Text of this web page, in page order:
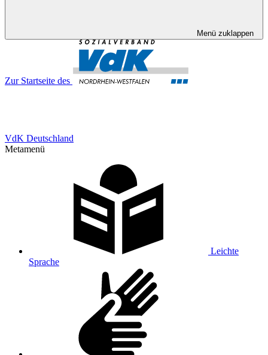
Menü zuklappen
Zur Startseite des
VdK Deutschland
Metamenü
Leichte
Sprache